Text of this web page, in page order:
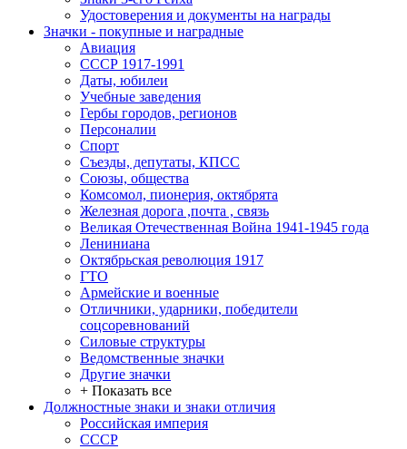
Удостоверения и документы на награды
Значки - покупные и наградные
Авиация
СССР 1917-1991
Даты, юбилеи
Учебные заведения
Гербы городов, регионов
Персоналии
Спорт
Съезды, депутаты, КПСС
Союзы, общества
Комсомол, пионерия, октябрята
Железная дорога ,почта , связь
Великая Отечественная Война 1941-1945 года
Лениниана
Октябрьская революция 1917
ГТО
Армейские и военные
Отличники, ударники, победители
соцсоревнований
Силовые структуры
Ведомственные значки
Другие значки
+ Показать все
Должностные знаки и знаки отличия
Российская империя
СССР